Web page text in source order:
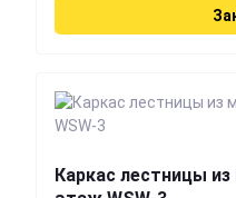
Каркас лестницы